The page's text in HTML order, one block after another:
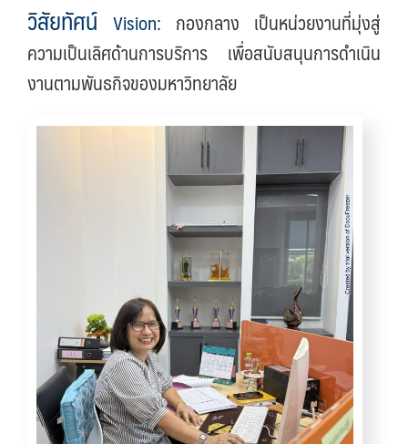
วิสัยทัศน์ Vision: กองกลาง เป็นหน่วยงานที่มุ่งสู่
ความเป็นเลิศด้านการบริการ เพื่อสนับสนุนการดำเนิน
งานตามพันธกิจของมหาวิทยาลัย